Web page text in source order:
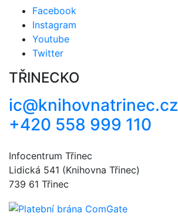
Facebook
Instagram
Youtube
Twitter
TŘINECKO
ic@knihovnatrinec.cz
+420 558 999 110
Infocentrum Třinec
Lidická 541 (Knihovna Třinec)
739 61 Třinec